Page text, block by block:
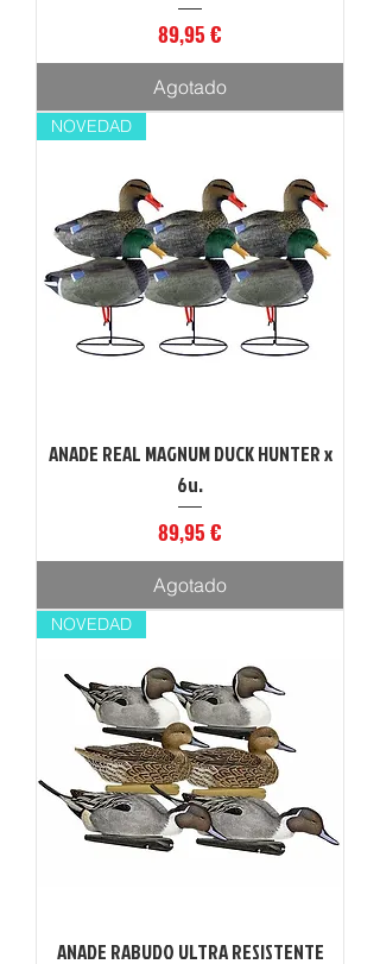
Precio
89,95 €
Agotado
NOVEDAD
ANADE REAL MAGNUM DUCK HUNTER x
6u.
Precio
89,95 €
Agotado
NOVEDAD
ANADE RABUDO ULTRA RESISTENTE